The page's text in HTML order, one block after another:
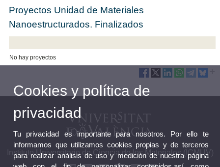
Proyectos Unidad de Materiales
Nanoestructurados. Finalizados
No hay proyectos
Instituto Universitario de Ciencia de los Materiales (ICMUV)
Cookies y política de
privacidad
Tu privacidad es importante para nosotros. Por ello te
informamos que utilizamos cookies propias y de terceros
para realizar análisis de uso y medición de nuestra página